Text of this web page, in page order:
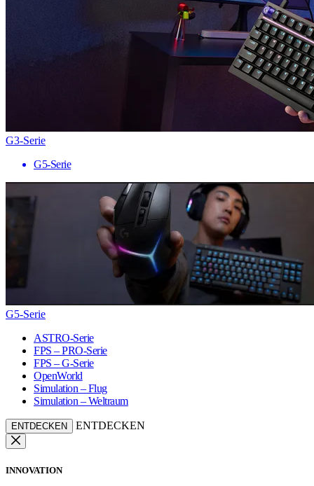
G3-Serie
G5-Serie
G5-Serie
ASTRO-Serie
FPS – PRO-Serie
FPS – G-Serie
OpenWorld
Simulation – Flug
Simulation – Weltraum
ENTDECKEN ENTDECKEN
INNOVATION